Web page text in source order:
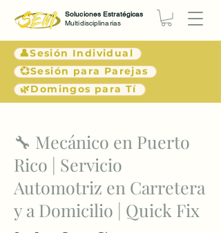
👤Sesión Individual
💞Sesión para Parejas
🌿Domingos para Tí
Soluciones Estratégicas
Multidisciplinarias
< Atrás
🔧 Mecánico en Puerto
Rico | Servicio
Automotriz en Carretera
y a Domicilio | Quick Fix